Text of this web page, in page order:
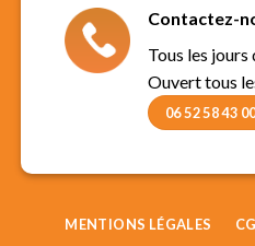
Contactez-
Tous les
Ouvert tous
06 52 58 43
MENTIONS LÉGALES